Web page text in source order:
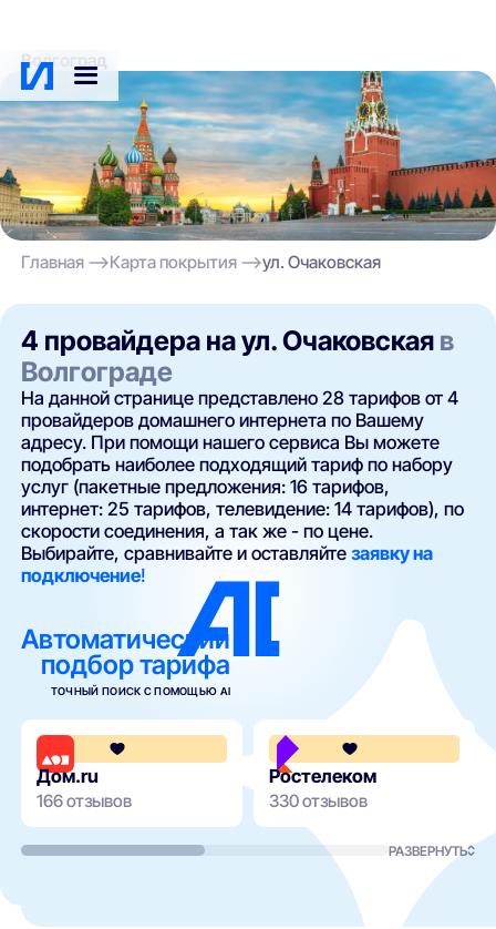
Волгоград
Главная Карта покрытия ул. Очаковская
4 провайдера на ул. Очаковская в
Волгограде
На данной странице представлено 28 тарифов от 4
провайдеров домашнего интернета по Вашему
адресу. При помощи нашего сервиса Вы можете
подобрать наиболее подходящий тариф по набору
услуг (пакетные предложения: 16 тарифов,
интернет: 25 тарифов, телевидение: 14 тарифов), по
скорости соединения, а так же - по цене.
Выбирайте, сравнивайте и оставляйтезаявку на
подключение!
Автоматический
подбор тарифа
ТОЧНЫЙ ПОИСК С ПОМОЩЬЮ AI
4.3
Дом.ru
166 отзывов
Ростелеком
330 отзывов
РАЗВЕРНУТЬ